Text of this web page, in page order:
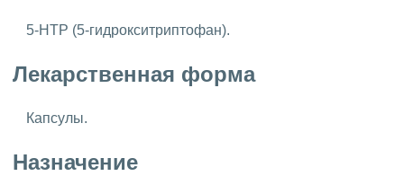
5-HTP (5-гидрокситриптофан).
Лекарственная форма
Капсулы.
Назначение